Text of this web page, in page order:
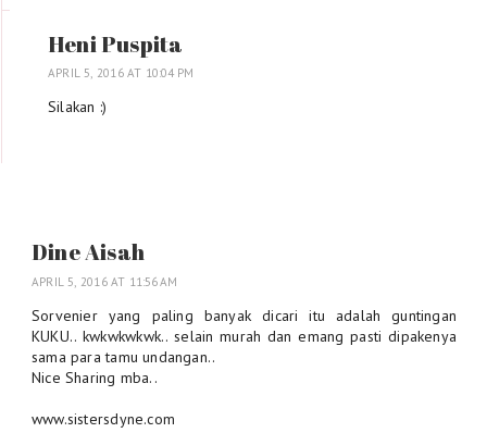
Heni Puspita
APRIL 5, 2016 AT 10:04 PM
Silakan :)
Dine Aisah
APRIL 5, 2016 AT 11:56 AM
Sorvenier yang paling banyak dicari itu adalah guntingan
KUKU.. kwkwkwkwk.. selain murah dan emang pasti dipakenya
sama para tamu undangan..
Nice Sharing mba..
www.sistersdyne.com